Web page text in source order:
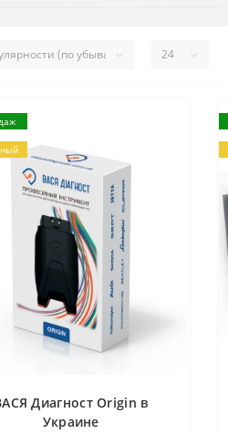
Диагност Origin в
Украине